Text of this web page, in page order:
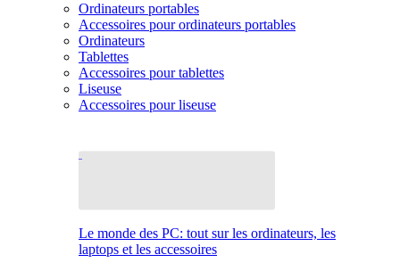
Ordinateurs portables
Accessoires pour ordinateurs portables
Ordinateurs
Tablettes
Accessoires pour tablettes
Liseuse
Accessoires pour liseuse
Le monde des PC: tout sur les ordinateurs, les
laptops et les accessoires